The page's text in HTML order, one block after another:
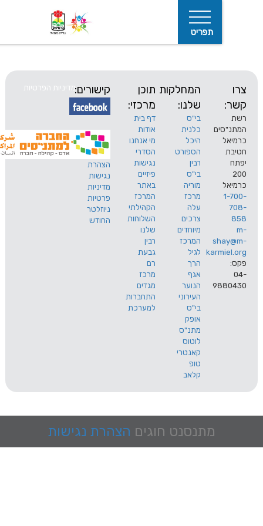
המחלקות
שלנו:
בי"ס
כלנית
היכל
הספורט
רבין
בי"ס
מוריה
מרכז
עלה
צרכים
מיוחדים
המרכז
לגיל
הרך
אגף
הנוער
תוכן
מרכזי:
דף בית
אודות
מי אנחנו
הסדרי
נגישות
פיזיים
באתר
המרכז
הקהילתי
השלוחות
שלנו
רבין
גבעת
רם
מרכז
מגדים
התחברות
למערכת
קישורים:
הצהרת
נגישות
מדיניות
פרטיות
ניוזלטר
החודש
מדיניות הפרטיות
מתנסנט חוגים הצהרת נגישות